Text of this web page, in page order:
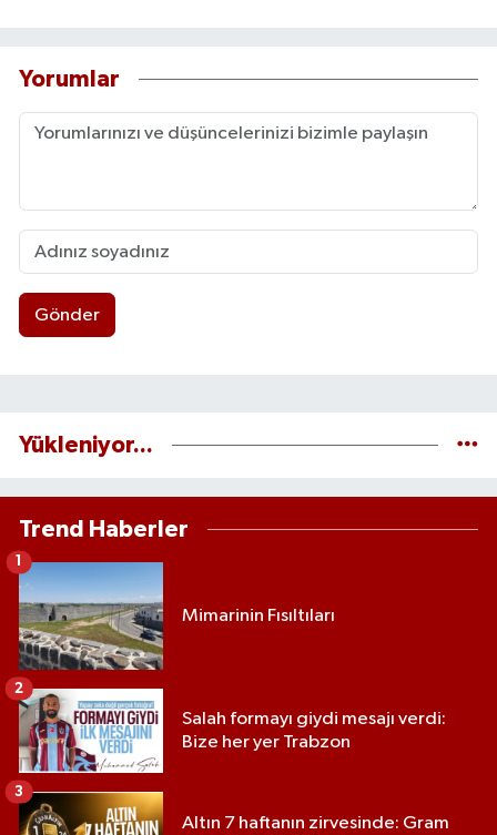
Yorumlar
Gönder
Yükleniyor...
Trend Haberler
Mimarinin Fısıltıları
1
Salah formayı giydi mesajı verdi:
Bize her yer Trabzon
2
Altın 7 haftanın zirvesinde: Gram
3